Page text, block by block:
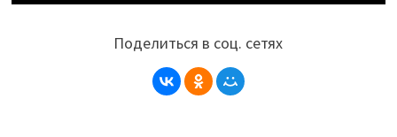
Поделиться в соц. сетях